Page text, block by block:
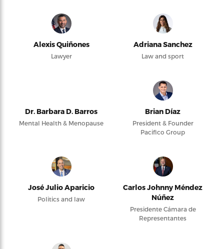
Alexis Quiñones
Lawyer
Adriana Sanchez
Law and sport
Dr. Barbara D. Barros
Mental Health & Menopause
Brian Díaz
President & Founder
Pacifico Group
José Julio Aparicio
Politics and law
Carlos Johnny Méndez
Núñez
Presidente Cámara de
Representantes